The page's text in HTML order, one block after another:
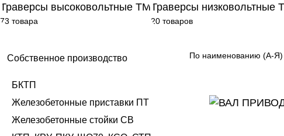
Траверсы высоковольтные ТМ
73 товара
Траверсы низковольтные
20 товаров
По наименованию (А-Я)
Собственное производство
БКТП
Железобетонные приставки ПТ
Железобетонные стойки СВ